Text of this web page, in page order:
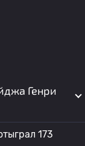
Генри
173